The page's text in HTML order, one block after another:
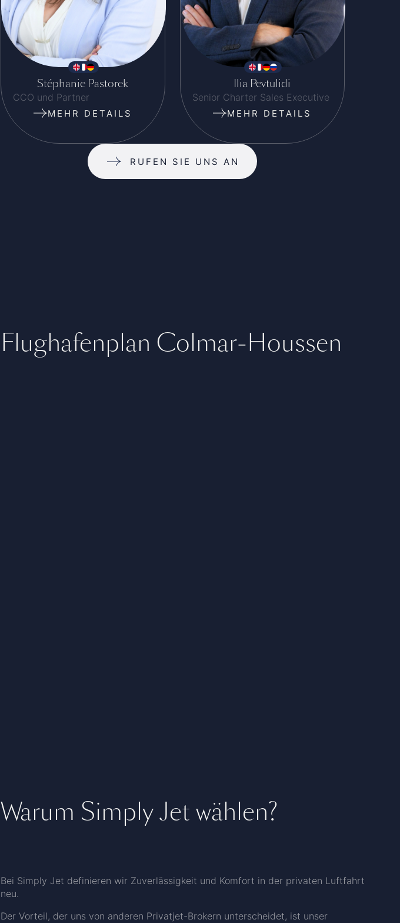
Stéphanie Pastorek
CCO und Partner
MEHR DETAILS
Ilia Pevtulidi
Senior Charter Sales Executive
MEHR DETAILS
RUFEN SIE UNS AN
Flughafenplan Colmar-Houssen
Warum Simply Jet wählen?
Bei Simply Jet definieren wir Zuverlässigkeit und Komfort in der privaten Luftfahrt
neu.
Der Vorteil, der uns von anderen Privatjet-Brokern unterscheidet, ist unser